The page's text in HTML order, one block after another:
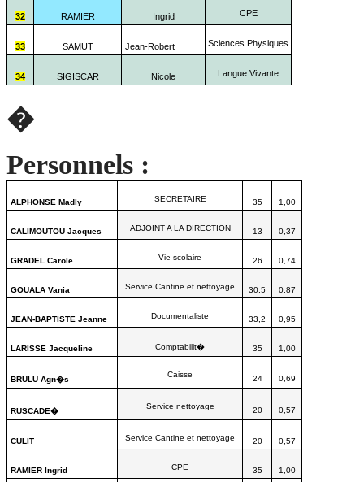
32 RAMIER Ingrid CPE
33 SAMUT Jean-Robert Sciences Physiques
34 SIGISCAR Nicole Langue Vivante
�
Personnels :
ALPHONSE Madly SECRETAIRE 35 1,00
CALIMOUTOU Jacques ADJOINT A LA DIRECTION 13 0,37
GRADEL Carole Vie scolaire 26 0,74
GOUALA Vania Service Cantine et nettoyage 30,5 0,87
JEAN-BAPTISTE Jeanne Documentaliste 33,2 0,95
LARISSE Jacqueline Comptabilit� 35 1,00
BRULU Agn�s
Caisse 24 0,69
RUSCADE�
Service nettoyage 20 0,57
CULIT Service Cantine et nettoyage 20 0,57
RAMIER Ingrid CPE 35 1,00